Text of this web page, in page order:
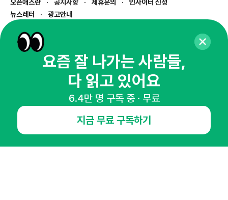
오픈애즈란 공지사항 제휴문의
인사이터 신청
뉴스레터
광고안내
경기도 성남시 분당구 대왕판교로645번길 16
사업자등록번호 : 144-81-27690(
통신판매업신고번호 : 2014-경기성남-1023
호스팅서비스사업자 : 오픈애즈
1800-2198
openads@openads.co.kr
이용약관
instagramthreadkakaotalk
요즘 잘 나가는 사람들,
다 읽고 있어요
6.4만 명 구독 중 · 무료
지금 무료 구독하기